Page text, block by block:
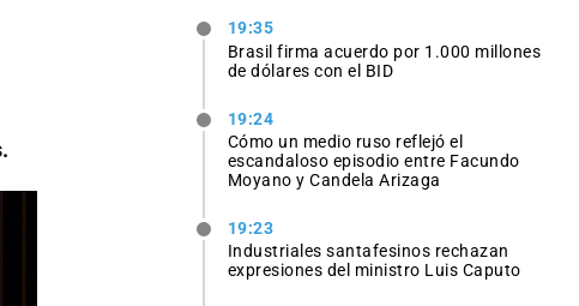
19:35
Brasil firma acuerdo por 1.000 millones
de dólares con el BID
19:24
Cómo un medio ruso reflejó el
escandaloso episodio entre Facundo
Moyano y Candela Arizaga
19:23
Industriales santafesinos rechazan
expresiones del ministro Luis Caputo